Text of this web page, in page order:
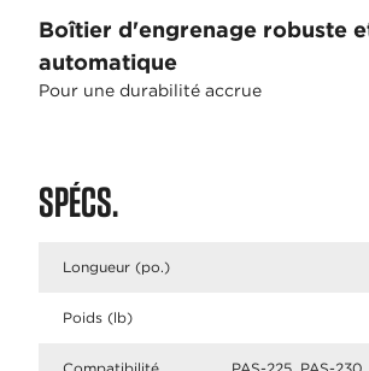
Boîtier d'engrenage robuste
automatique
Pour une durabilité accrue
SPÉCS.
Longueur (po.)
Poids (lb)